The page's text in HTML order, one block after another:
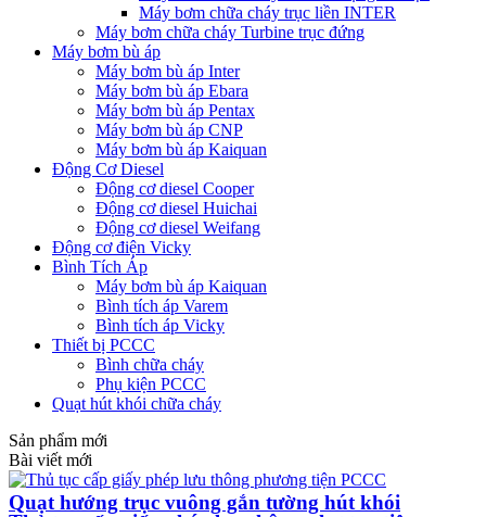
Máy bơm chữa cháy trục liền INTER
Máy bơm chữa cháy Turbine trục đứng
Máy bơm bù áp
Máy bơm bù áp Inter
Máy bơm bù áp Ebara
Máy bơm bù áp Pentax
Máy bơm bù áp CNP
Máy bơm bù áp Kaiquan
Động Cơ Diesel
Động cơ diesel Cooper
Động cơ diesel Huichai
Động cơ diesel Weifang
Động cơ điện Vicky
Bình Tích Áp
Máy bơm bù áp Kaiquan
Bình tích áp Varem
Bình tích áp Vicky
Thiết bị PCCC
Bình chữa cháy
Phụ kiện PCCC
Quạt hút khói chữa cháy
Sản phẩm mới
Quạt hướng trục vuông gắn tường hút khói
Bài viết mới